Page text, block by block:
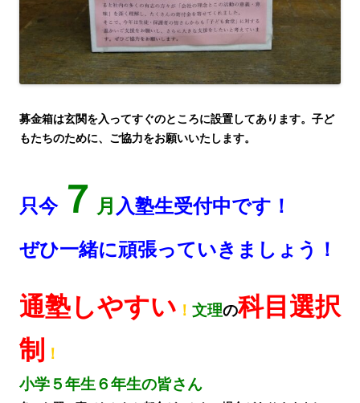
募金箱は玄関を入ってすぐのところに設置してあります。子ど
もたちのために、ご協力をお願いいたします。
只今７ 月 入塾生受付中です！
ぜひ一緒に頑張っていきましょう！
通塾しやすい ！ 文理の科目選択
制
！
小学５年生６年生の皆さん